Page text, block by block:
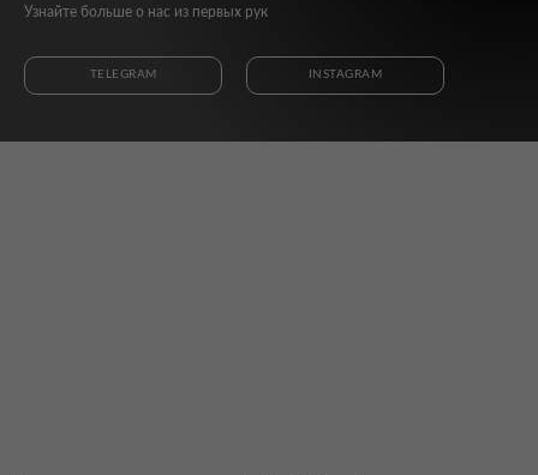
Узнайте больше о нас из первых рук
TELEGRAM INSTAGRAM